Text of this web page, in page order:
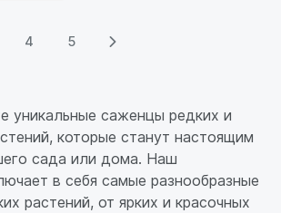
4 5
уникальные саженцы редких и
которые станут настоящим
сада или дома. Наш
в себя самые разнообразные
растений, от ярких и красочных